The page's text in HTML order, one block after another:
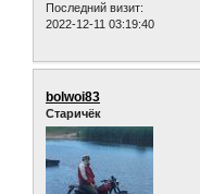
Последний визит:
2022-12-11 03:19:40
bolwoi83
Старичёк